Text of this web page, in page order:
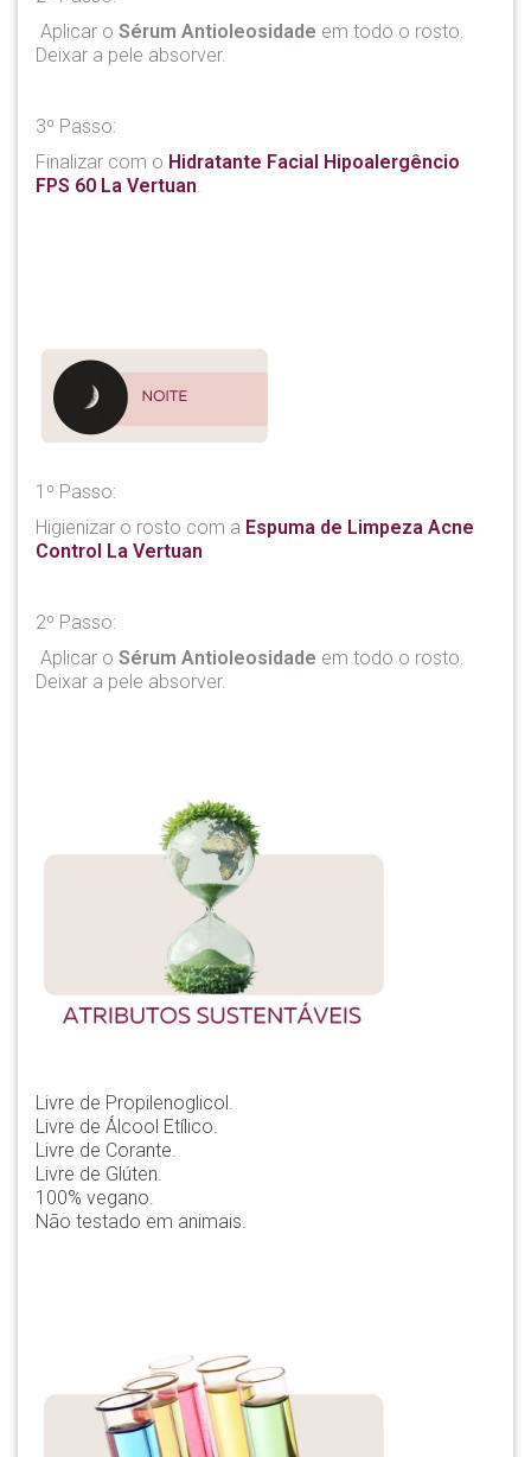
Aplicar o Sérum Antioleosidade em todo o rosto.
Deixar a pele absorver.
3º Passo:
Finalizar com o Hidratante Facial Hipoalergêncio
FPS 60 La Vertuan.
1º Passo:
Higienizar o rosto com a Espuma de Limpeza Acne
Control La Vertuan
2º Passo:
Aplicar o Sérum Antioleosidade em todo o rosto.
Deixar a pele absorver.
Livre de Propilenoglicol.
Livre de Álcool Etílico.
Livre de Corante.
Livre de Glúten.
100% vegano.
Não testado em animais.